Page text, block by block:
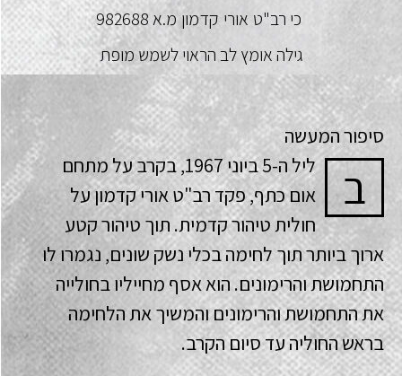
כי רב"ט אורי קדמון מ.א 982688
גילה אומץ לב הראוי לשמש מופת
סיפור המעשה
ב
ליל ה-5 ביוני 1967, בקרב על מתחם
אום כתף, פקד רב"ט אורי קדמון על
חולית טיהור קדמית. תוך טיהור קטע
ארוך ביותר תוך לחימה בכלי נשק שונים, נגמרו לו
התחמושת והרימונים. הוא אסף מחייליו בחולייה
את התחמושת והרימונים והמשיך את הלחימה
בראש החוליה עד סיום הקרב.